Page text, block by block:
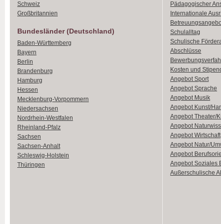
Schweiz
Großbritannien
Bundesländer (Deutschland)
Baden-Württemberg
Bayern
Berlin
Brandenburg
Hamburg
Hessen
Mecklenburg-Vorpommern
Niedersachsen
Nordrhein-Westfalen
Rheinland-Pfalz
Sachsen
Sachsen-Anhalt
Schleswig-Holstein
Thüringen
Pädagogischer
Internationale
Schulalltag
Schulische
Abschlüsse
Kosten und
Angebot Sport
Angebot Sprache
Angebot Musik
Angebot Kunst/
Angebot Theater/
Angebot
Angebot Wirtschaft
Angebot Natur/
Angebot
Angebot Soziales
Außerschulische